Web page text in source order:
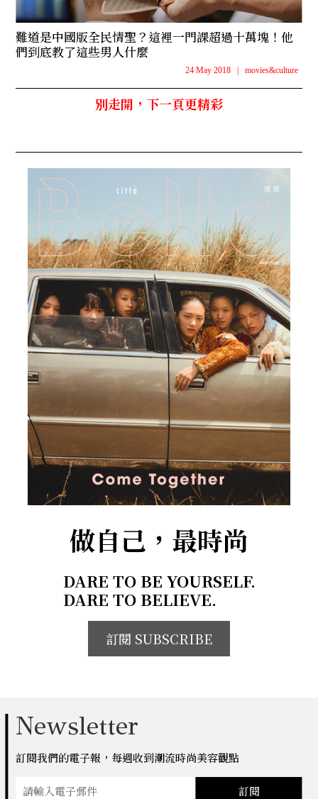
難道是中國版全民情聖？這裡一門課超過十萬塊！他
們到底教了這些男人什麼
24 May 2018 movies&culture
別走開，下一頁更精彩
做自己，最時尚
DARE TO BE YOURSELF.
DARE TO BELIEVE.
訂閱 SUBSCRIBE
Newsletter
訂閱我們的電子報，每週收到潮流時尚美容觀點
訂閱